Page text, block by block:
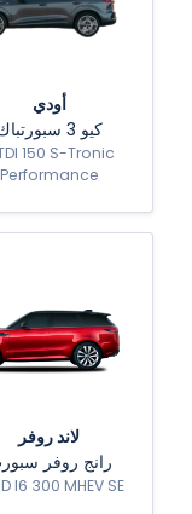
أودي
كيو 3 سبورتباك
150 S-Tronic
Performance
لاند روفر
رانج روفر
I6 300 MHEV SE